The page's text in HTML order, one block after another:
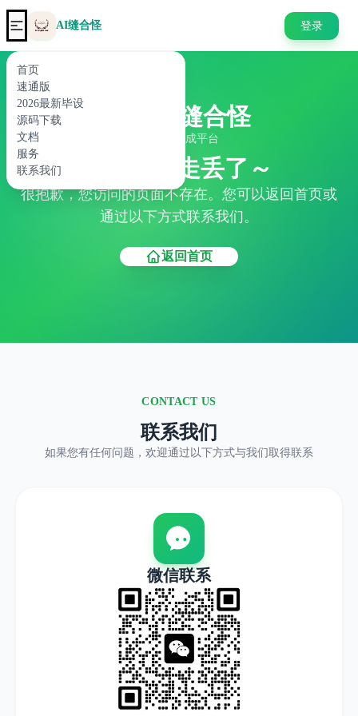
首页
速通版
2026最新毕设
源码下载
文档
服务
联系我们
AI缝合怪 登录
AI缝合怪
代码生成平台
404 页面走丢了～
很抱歉，您访问的页面不存在。您可以返回首页或
通过以下方式联系我们。
返回首页
CONTACT US
联系我们
如果您有任何问题，欢迎通过以下方式与我们取得联系
微信联系